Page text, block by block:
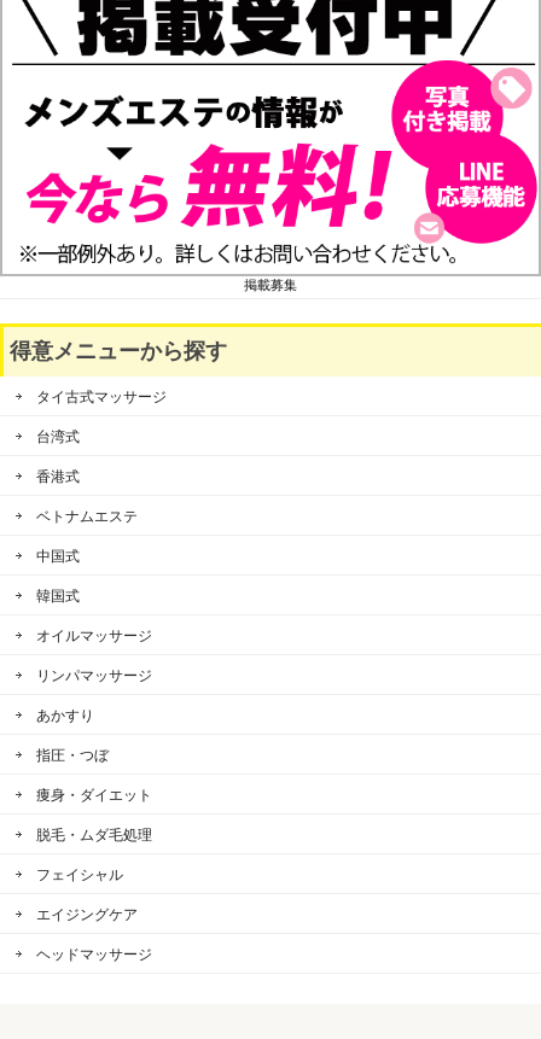
掲載募集
得意メニューから探す
タイ古式マッサージ
台湾式
香港式
ベトナムエステ
中国式
韓国式
オイルマッサージ
リンパマッサージ
あかすり
指圧・つぼ
痩身・ダイエット
脱毛・ムダ毛処理
フェイシャル
エイジングケア
ヘッドマッサージ